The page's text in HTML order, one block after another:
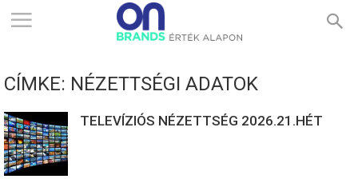
ONBRANDS
ÉRTÉK
CÍMKE: NÉZETTSÉGI ADATOK
TELEVÍZIÓS NÉZETTSÉG 2026.21.HÉT